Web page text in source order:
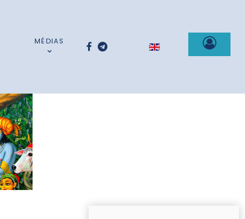
MÉDIAS Sélectionnez votre